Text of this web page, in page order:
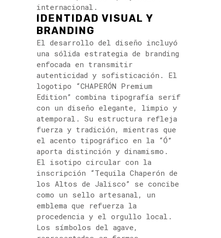
internacional.
IDENTIDAD VISUAL Y
BRANDING
El desarrollo del diseño incluyó
una sólida estrategia de branding
enfocada en transmitir
autenticidad y sofisticación. El
logotipo “CHAPERÓN Premium
Edition” combina tipografía serif
con un diseño elegante, limpio y
atemporal. Su estructura refleja
fuerza y tradición, mientras que
el acento tipográfico en la “Ó”
aporta distinción y dinamismo.
El isotipo circular con la
inscripción “Tequila Chaperón de
los Altos de Jalisco” se concibe
como un sello artesanal, un
emblema que refuerza la
procedencia y el orgullo local.
Los símbolos del agave,